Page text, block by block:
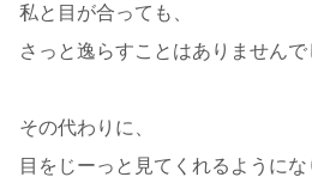
私と目が合っても、
さっと逸らすことはありませんで
その代わりに、
目をじーっと見てくれるようにな